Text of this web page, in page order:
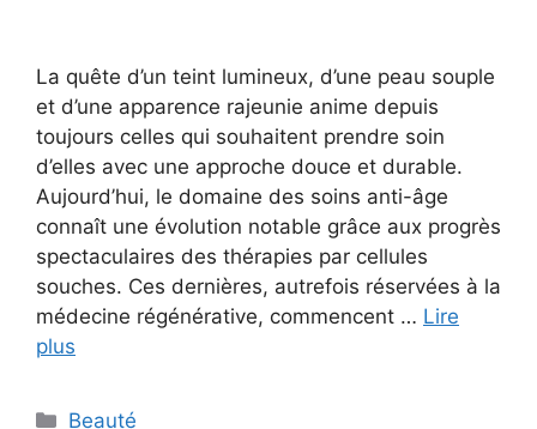
La quête d’un teint lumineux, d’une peau souple
et d’une apparence rajeunie anime depuis
toujours celles qui souhaitent prendre soin
d’elles avec une approche douce et durable.
Aujourd’hui, le domaine des soins anti-âge
connaît une évolution notable grâce aux progrès
spectaculaires des thérapies par cellules
souches. Ces dernières, autrefois réservées à la
médecine régénérative, commencent … Lire
plus
Catégories
Beauté